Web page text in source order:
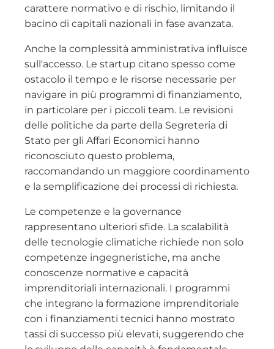
carattere normativo e di rischio, limitando il
bacino di capitali nazionali in fase avanzata.
Anche la complessità amministrativa influisce
sull'accesso. Le startup citano spesso come
ostacolo il tempo e le risorse necessarie per
navigare in più programmi di finanziamento,
in particolare per i piccoli team. Le revisioni
delle politiche da parte della Segreteria di
Stato per gli Affari Economici hanno
riconosciuto questo problema,
raccomandando un maggiore coordinamento
e la semplificazione dei processi di richiesta.
Le competenze e la governance
rappresentano ulteriori sfide. La scalabilità
delle tecnologie climatiche richiede non solo
competenze ingegneristiche, ma anche
conoscenze normative e capacità
imprenditoriali internazionali. I programmi
che integrano la formazione imprenditoriale
con i finanziamenti tecnici hanno mostrato
tassi di successo più elevati, suggerendo che